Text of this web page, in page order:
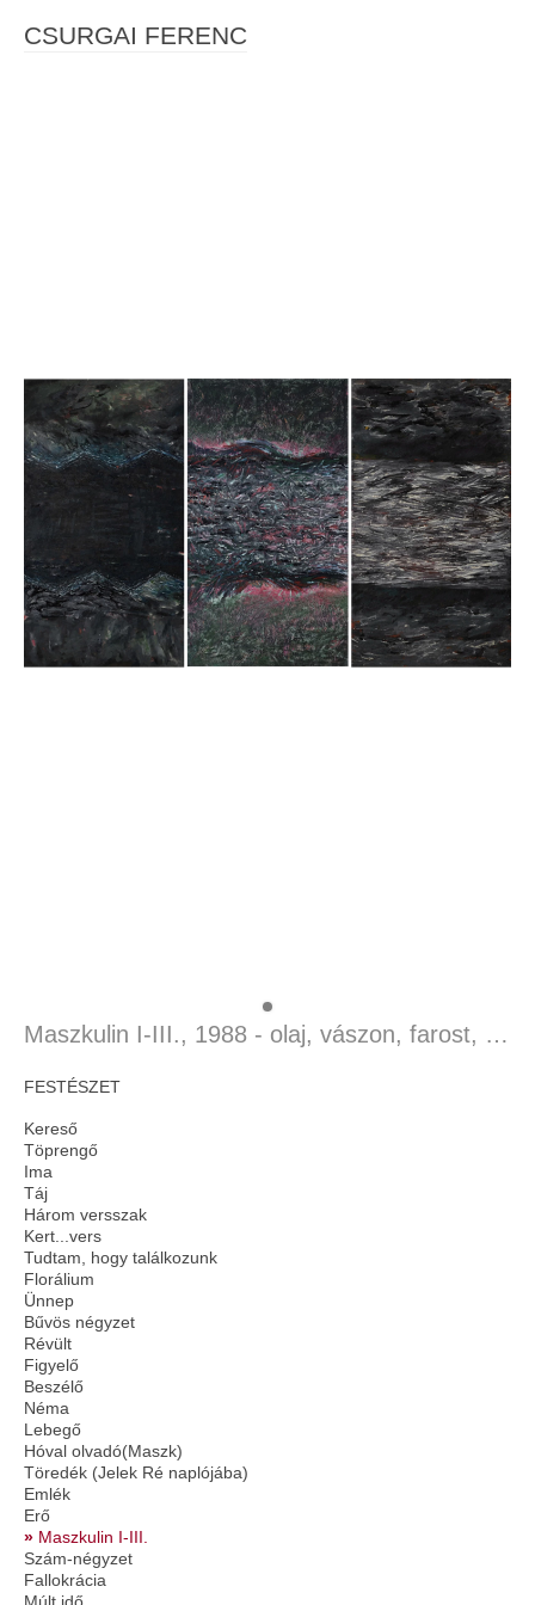
Maszkulin I-III., 1988 - olaj, vászon, farost, 180 x 300 cm
CSURGAI FERENC
FESTÉSZET
Kereső
Töprengő
Ima
Táj
Három versszak
Kert...vers
Tudtam, hogy találkozunk
Florálium
Ünnep
Bűvös négyzet
Révült
Figyelő
Beszélő
Néma
Lebegő
Hóval olvadó(Maszk)
Töredék (Jelek Ré naplójába)
Emlék
Erő
Maszkulin I-III.
Szám-négyzet
Fallokrácia